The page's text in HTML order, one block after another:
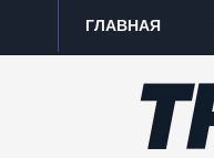
ГЛАВНАЯ